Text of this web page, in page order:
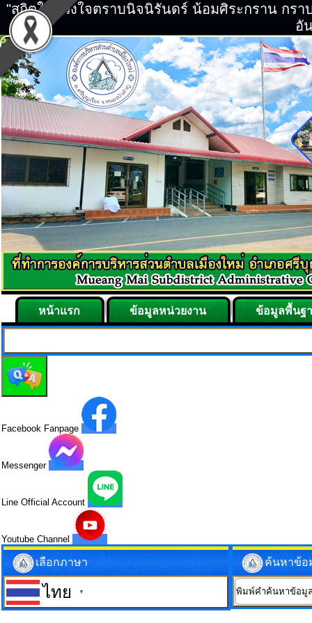
"สถิตในดวงใจตราบนิจนิรันดร์ น้อมศิระกราน ก
อั
หน้าแรก ข้อมูลหน่วยงาน ข้อมูลพื้นฐ
Facebook Fanpage
Messenger
Line Official Account
Youtube Channel
เลือกภาษา
ไทย ▼
ค้นหาข้อ